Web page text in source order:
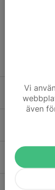
3
1
Vi
även